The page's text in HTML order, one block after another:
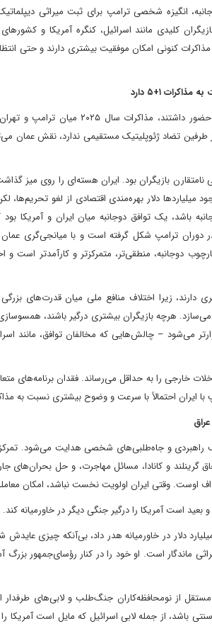
انگیزه شخصی ترامپ برای ثبت میراثی
بازیگران کلیدی مانند اسرائیل، کنگره آمریکا و
کنونی امکان موفقیت بیشتری دارند و حتی
برخلاف برجام ۲۰۱۵ که در آن شش قدرت جهانی در
تضاد ژئوپلیتیک مستقیمی ندارد، نقش عمان
نامتقارن بازیگران بود. ایران هسته‌ای را روی میز
میلیاردها دلار بهره‌مندی اقتصادی از لغو
در دوران ترامپ شکل گرفته است و با میانجی‌گری
دوجانبه، منطقی‌تر، متمرکزتر و کارآمدتر است و
دارند، زیرا اختلاف منافع ملی میان قدرت‌های
هرچه بازیگران بیشتری درگیر باشند،
می‌شود – چالش‌هایی که مخالفان توافق، مانند
خارجی را به حداقل می‌رساند. فقدان برنامه‌های
با ایران احتمالاً با سرعت و وضوح بیشتری نسبت به
راهبردی و جاه‌طلبی‌های شخصی هدایت می‌شود. تمرکز
گرینلند و کانادا، مسائل مهاجرت، و حل بحران‌های
اوست. وقتی ایران اولویت نخست نباشد، امکان
است آمریکا را درگیر جنگی دیگر در خاورمیانه کند.
میلیارد دلار در خاورمیانه هدر داد، بی‌آنکه چیزی
ماندگار است. او خود را در کنار رؤسای‌جمهور بزرگ
از نومحافظه‌کاران جنگ‌طلب و لابی‌های
از جمله لابی اسرائیل که مایل است آمریکا را